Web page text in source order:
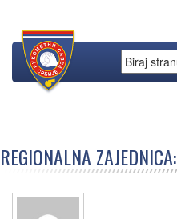
REGIONALNA ZAJEDNICA: